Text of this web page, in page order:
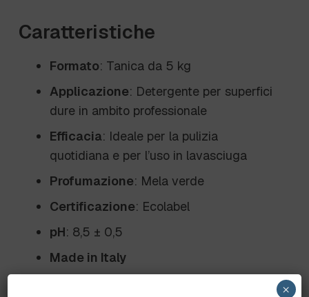
Caratteristiche
Formato: Tanica da 5 kg
Applicazione: Detergente per superfici
dure in ambito professionale
Efficacia: Ideale per la pulizia
quotidiana e per l’uso in lavasciuga
Profumazione: Mela verde
Certificazione: Ecolabel
pH: 8,5 ± 0,5
Made in Italy
×